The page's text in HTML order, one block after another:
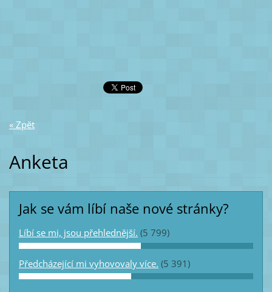
« Zpět
Anketa
Jak se vám líbí naše nové stránky?
Líbí se mi, jsou přehlednější. (5 799)
Předcházející mi vyhovovaly více. (5 391)